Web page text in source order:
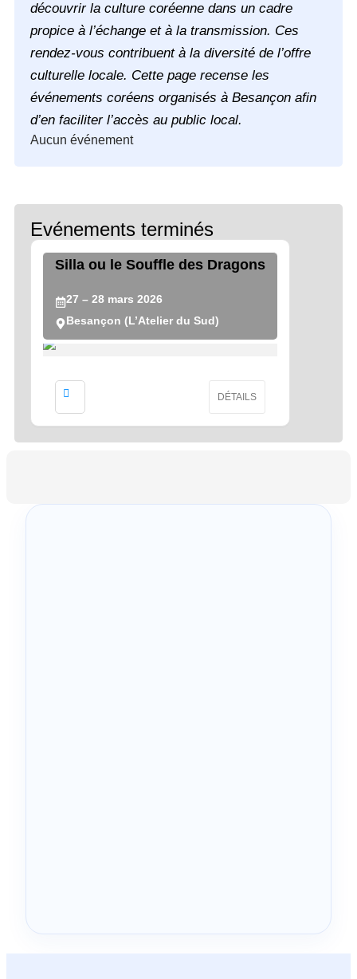
découvrir la culture coréenne dans un cadre
propice à l’échange et à la transmission. Ces
rendez-vous contribuent à la diversité de l’offre
culturelle locale. Cette page recense les
événements coréens organisés à Besançon afin
d’en faciliter l’accès au public local.
Aucun événement
Evénements terminés
Silla ou le Souffle des Dragons
27 – 28 mars 2026
Besançon (L’Atelier du Sud)
DÉTAILS